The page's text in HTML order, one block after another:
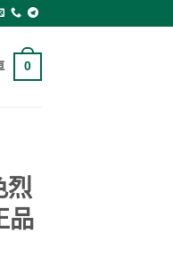
0
烈
品